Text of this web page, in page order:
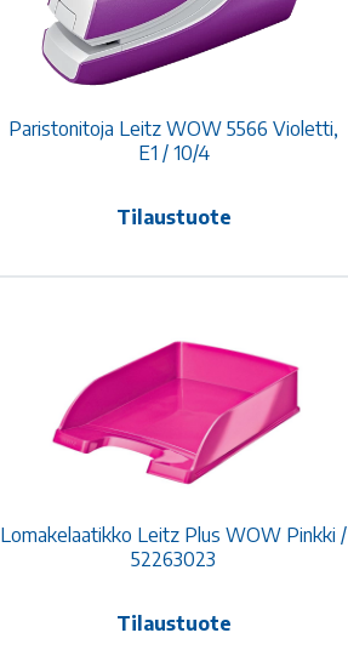
Paristonitoja Leitz WOW 5566 Violetti,
E1 / 10/4
Tilaustuote
Lomakelaatikko Leitz Plus WOW Pinkki /
52263023
Tilaustuote